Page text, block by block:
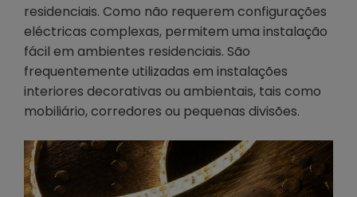
residenciais. Como não requerem configurações
eléctricas complexas, permitem uma instalação
fácil em ambientes residenciais. São
frequentemente utilizadas em instalações
interiores decorativas ou ambientais, tais como
mobiliário, corredores ou pequenas divisões.